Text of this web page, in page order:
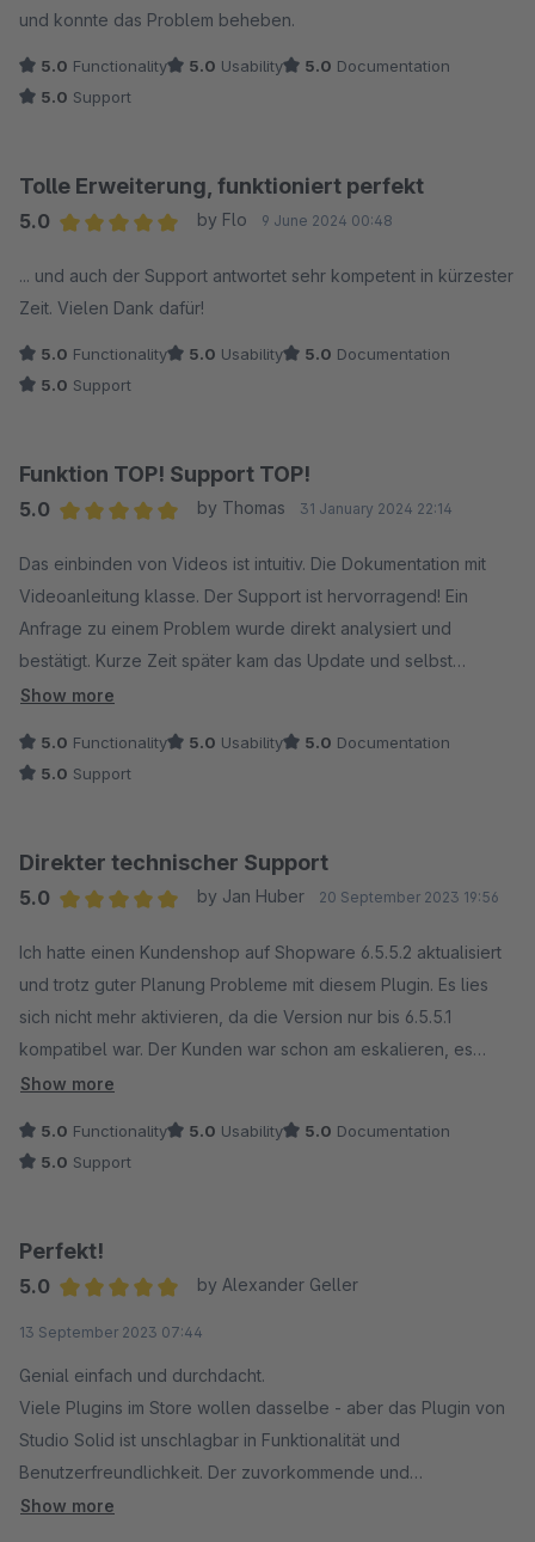
und konnte das Problem beheben.
5.0 Functionality 5.0 Usability 5.0 Documentation
5.0 Support
Tolle Erweiterung, funktioniert perfekt
5.0
by Flo 9 June 2024 00:48
... und auch der Support antwortet sehr kompetent in kürzester
Zeit. Vielen Dank dafür!
5.0 Functionality 5.0 Usability 5.0 Documentation
5.0 Support
Funktion TOP! Support TOP!
5.0
by Thomas 31 January 2024 22:14
Das einbinden von Videos ist intuitiv. Die Dokumentation mit
Videoanleitung klasse. Der Support ist hervorragend! Ein
Anfrage zu einem Problem wurde direkt analysiert und
bestätigt. Kurze Zeit später kam das Update und selbst
während des Prozess wurde man auf den laufenden gehalten.
Show more
5.0 Functionality 5.0 Usability 5.0 Documentation
5.0 Support
Direkter technischer Support
5.0
by Jan Huber 20 September 2023 19:56
Ich hatte einen Kundenshop auf Shopware 6.5.5.2 aktualisiert
und trotz guter Planung Probleme mit diesem Plugin. Es lies
sich nicht mehr aktivieren, da die Version nur bis 6.5.5.1
kompatibel war. Der Kunden war schon am eskalieren, es
müsse bis morgen laufen... Ich konnte das Theme mit einem
schon in Testung und kurz vor Herausgabe. Der Entwickler hat
mir sehr kompetent direkt am Hörer geholfen die Version
noch nie erlebt. Die Erweiterung läuft wie wie die Jahre davor,
völlig problemlos und stabil. Herzlichen Dank Herr Diroll!
Show more
5.0 Functionality 5.0 Usability 5.0 Documentation
5.0 Support
Perfekt!
5.0
by Alexander Geller
13 September 2023 07:44
Genial einfach und durchdacht.
Viele Plugins im Store wollen dasselbe - aber das Plugin von
Studio Solid ist unschlagbar in Funktionalität und
Benutzerfreundlichkeit. Der zuvorkommende und
spitzenmäßige Support macht das Plugin zu einem MUST
Show more